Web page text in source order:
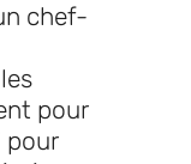
chef-
pour
pour